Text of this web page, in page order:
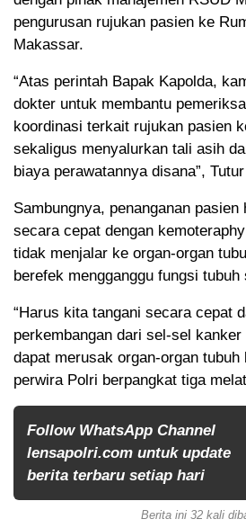
pengurusan rujukan pasien ke
Makassar.
“Atas perintah Bapak Kapolda,
dokter untuk membantu
koordinasi terkait rujukan pasien
sekaligus menyalurkan tali asih
biaya perawatannya disana”,
Sambungnya, penanganan
secara cepat dengan
tidak menjalar ke organ-organ
berefek mengganggu fungsi tubuh
“Harus kita tangani secara cepat
perkembangan dari sel-sel
dapat merusak organ-organ tubuh
perwira Polri berpangkat tiga
Follow WhatsApp Channel
lensapolri.com untuk update
berita terbaru setiap hari
Berita ini 32 kali